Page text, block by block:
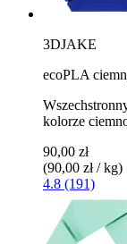
3DJAKE
ecoPLA
kolorze
90,00 zł
(90,00 zł / kg)
4.8 (191)